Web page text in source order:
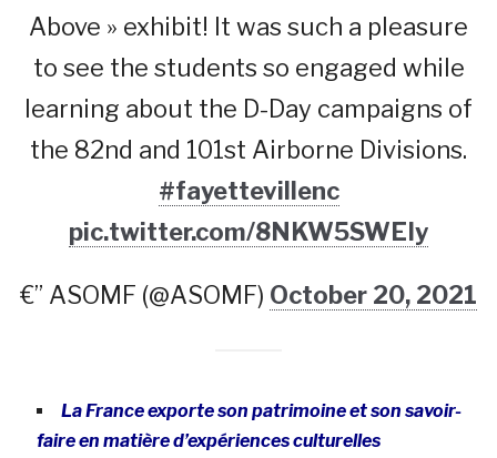
Above » exhibit! It was such a pleasure
to see the students so engaged while
learning about the D-Day campaigns of
the 82nd and 101st Airborne Divisions.
#fayettevillenc
pic.twitter.com/8NKW5SWEIy
€” ASOMF (@ASOMF) October 20, 2021
La France exporte son patrimoine et son savoir-
faire en matière d’expériences culturelles